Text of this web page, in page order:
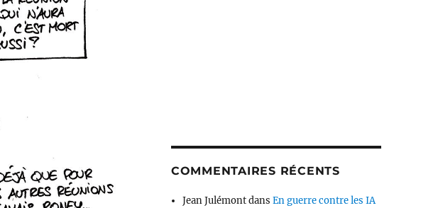
COMMENTAIRES RÉCENTS
Jean JulémontdansEn guerre contre les IA